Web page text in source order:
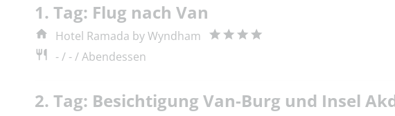
1. Tag: Flug nach Van
Hotel Ramada by Wyndham
- / - / Abendessen
2. Tag: Besichtigung Van-Burg und Insel